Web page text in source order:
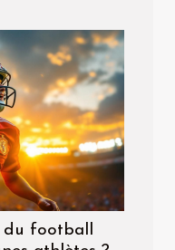
du football